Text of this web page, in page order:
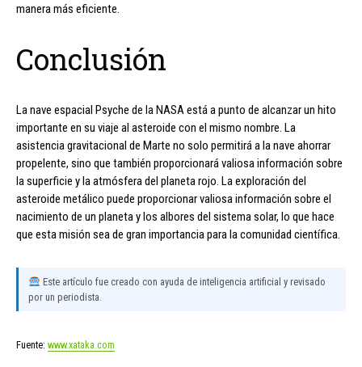
manera más eficiente.
Conclusión
La nave espacial Psyche de la NASA está a punto de alcanzar un hito
importante en su viaje al asteroide con el mismo nombre. La
asistencia gravitacional de Marte no solo permitirá a la nave ahorrar
propelente, sino que también proporcionará valiosa información sobre
la superficie y la atmósfera del planeta rojo. La exploración del
asteroide metálico puede proporcionar valiosa información sobre el
nacimiento de un planeta y los albores del sistema solar, lo que hace
que esta misión sea de gran importancia para la comunidad científica.
Este artículo fue creado con ayuda de inteligencia artificial y revisado
por un periodista.
Fuente: www.xataka.com